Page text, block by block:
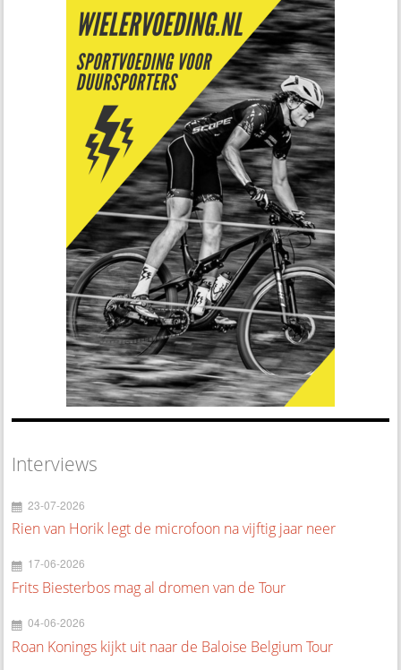
Interviews
23-07-2026
Rien van Horik legt de microfoon na vijftig jaar neer
17-06-2026
Frits Biesterbos mag al dromen van de Tour
04-06-2026
Roan Konings kijkt uit naar de Baloise Belgium Tour